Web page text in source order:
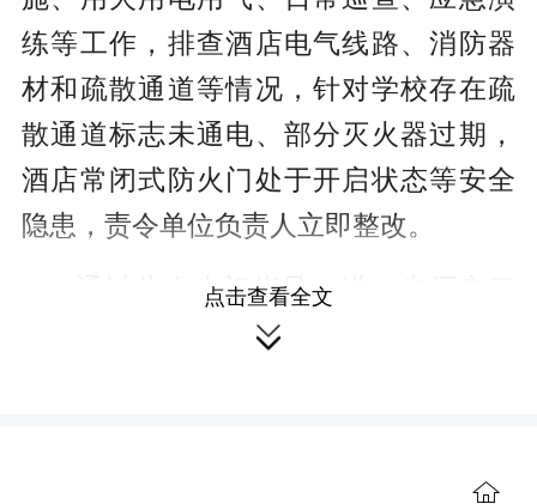
练等工作，排查酒店电气线路、消防器
材和疏散通道等情况，针对学校存在疏
散通道标志未通电、部分灭火器过期，
酒店常闭式防火门处于开启状态等安全
隐患，责令单位负责人立即整改。
通过此次上门指导，进一步压实了
各场所消防安全管理责任，及时清除了
点击查看全文
